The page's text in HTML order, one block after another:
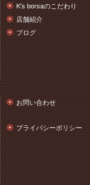
K's borsaのこだわり
店舗紹介
ブログ
お問い合わせ
プライバシーポリシー